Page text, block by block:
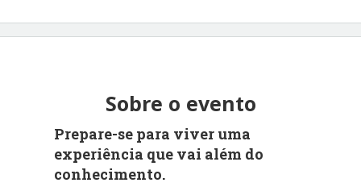
Sobre o evento
Prepare-se para viver uma
experiência que vai além do
conhecimento.